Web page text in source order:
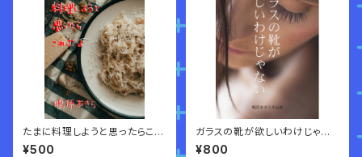
たまに料理しようと思ったらこれ
だよ
¥500
ガラスの靴が欲しいわけじゃな
い
¥800